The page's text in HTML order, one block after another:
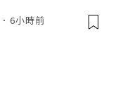
6小時前